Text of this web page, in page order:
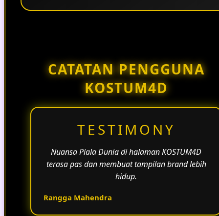
CATATAN PENGGUNA
KOSTUM4D
TESTIMONY
Nuansa Piala Dunia di halaman KOSTUM4D
terasa pas dan membuat tampilan brand lebih
hidup.
Rangga Mahendra